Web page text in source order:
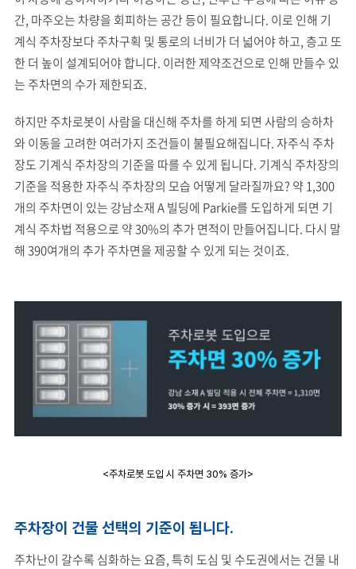
간, 마주오는 차량을 회피하는 공간 등이 필요합니다. 이로 인해 기
계식 주차장보다 주차구획 및 통로의 너비가 더 넓어야 하고, 층고 또
한 더 높이 설계되어야 합니다. 이러한 제약조건으로 인해 만들수 있
는 주차면의 수가 제한되죠.
하지만 주차로봇이 사람을 대신해 주차를 하게 되면 사람의 승하차
와 이동을 고려한 여러가지 조건들이 불필요해집니다. 자주식 주차
장도 기계식 주차장의 기준을 따를 수 있게 됩니다. 기계식 주차장의
기준을 적용한 자주식 주차장의 모습 어떻게 달라질까요? 약 1,300
개의 주차면이 있는 강남소재 A 빌딩에 Parkie를 도입하게 되면 기
계식 주차법 적용으로 약 30%의 추가 면적이 만들어집니다. 다시 말
해 390여개의 추가 주차면을 제공할 수 있게 되는 것이죠.
<주차로봇 도입 시 주차면 30% 증가>
주차장이 건물 선택의 기준이 됩니다.
주차난이 갈수록 심화하는 요즘, 특히 도심 및 수도권에서는 건물 내